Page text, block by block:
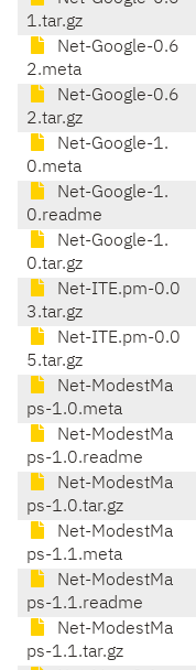
1.tar.gz
Net-Google-0.6
2.meta
Net-Google-0.6
2.tar.gz
Net-Google-1.
0.meta
Net-Google-1.
0.readme
Net-Google-1.
0.tar.gz
Net-ITE.pm-0.0
3.tar.gz
Net-ITE.pm-0.0
5.tar.gz
Net-ModestMa
ps-1.0.meta
Net-ModestMa
ps-1.0.readme
Net-ModestMa
ps-1.0.tar.gz
Net-ModestMa
ps-1.1.meta
Net-ModestMa
ps-1.1.readme
Net-ModestMa
ps-1.1.tar.gz